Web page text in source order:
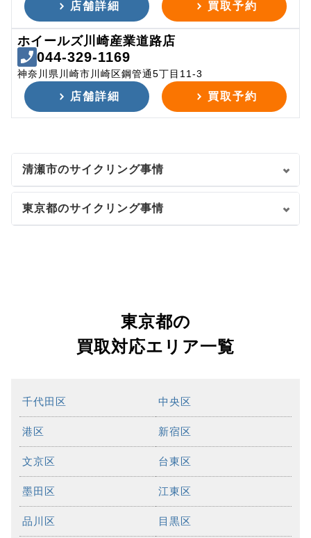
店舗詳細 買取予約
ホイールズ川崎産業道路店
044-329-1169
神奈川県川崎市川崎区鋼管通5丁目11-3
店舗詳細 買取予約
清瀬市のサイクリング事情
東京都のサイクリング事情
東京都の
買取対応エリア一覧
千代田区 中央区
港区 新宿区
文京区 台東区
墨田区 江東区
品川区 目黒区